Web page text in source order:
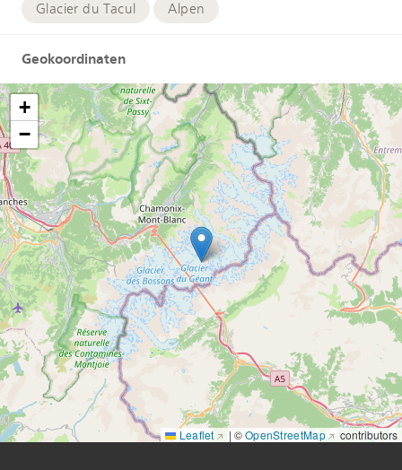
Glacier du Tacul
Alpen
Geokoordinaten
+
−
Leaflet | ©OpenStreetMap contributors